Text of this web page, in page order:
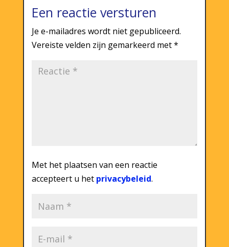
Een reactie versturen
Je e-mailadres wordt niet gepubliceerd.
Vereiste velden zijn gemarkeerd met*
Met het plaatsen van een reactie
accepteert u het privacybeleid.